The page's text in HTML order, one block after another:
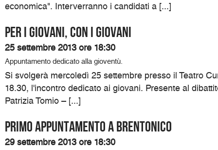
economica". Interverranno i candidati a [...]
Per i giovani, con i giovani
25 settembre 2013 ore 18:30
Appuntamento dedicato alla gioventù.
Si svolgerà mercoledì 25 settembre presso il Teatro
18.30, l'incontro dedicato ai giovani. Presente al
Patrizia Tomio – [...]
Primo appuntamento a Brentonico
29 settembre 2013 ore 18:30